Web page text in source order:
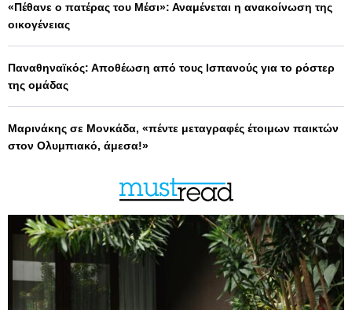
«Πέθανε ο πατέρας του Μέσι»: Αναμένεται η ανακοίνωση της
οικογένειας
Παναθηναϊκός: Αποθέωση από τους Ισπανούς για το ρόστερ
της ομάδας
Μαρινάκης σε Μονκάδα, «πέντε μεταγραφές έτοιμων παικτών
στον Ολυμπιακό, άμεσα!»